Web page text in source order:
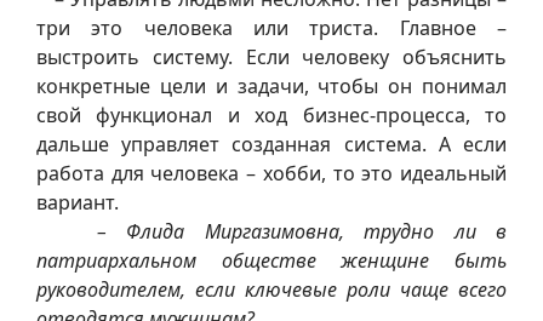
три это человека или триста. Главное –
выстроить систему. Если человеку объяснить
конкретные цели и задачи, чтобы он понимал
свой функционал и ход бизнес-процесса, то
дальше управляет созданная система. А если
работа для человека – хобби, то это идеальный
вариант.
– Флида Миргазимовна, трудно ли в
патриархальном обществе женщине быть
руководителем, если ключевые роли чаще всего